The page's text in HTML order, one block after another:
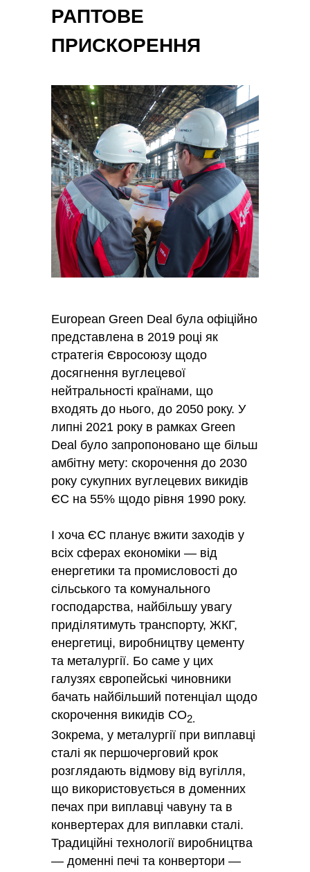
РАПТОВЕ
ПРИСКОРЕННЯ
European Green Deal була офіційно
представлена в 2019 році як
стратегія Євросоюзу щодо
досягнення вуглецевої
нейтральності країнами, що
входять до нього, до 2050 року. У
липні 2021 року в рамках Green
Deal було запропоновано ще більш
амбітну мету: скорочення до 2030
року сукупних вуглецевих викидів
ЄС на 55% щодо рівня 1990 року.
І хоча ЄС планує вжити заходів у
всіх сферах економіки — від
енергетики та промисловості до
сільського та комунального
господарства, найбільшу увагу
приділятимуть транспорту, ЖКГ,
енергетиці, виробництву цементу
та металургії. Бо саме у цих
галузях європейські чиновники
бачать найбільший потенціал щодо
скорочення викидів СО2.
Зокрема, у металургії при виплавці
сталі як першочерговий крок
розглядають відмову від вугілля,
що використовується в доменних
печах при виплавці чавуну та в
конвертерах для виплавки сталі.
Традиційні технології виробництва
— доменні печі та конвертори —